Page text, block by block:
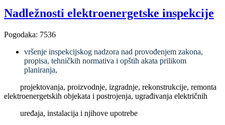
Nadležnosti elektroenergetske inspekcije
Pogodaka: 7536
vršenje inspekcijskog nadzora nad provođenjem zakona,
propisa, tehničkih normativa i opštih akata prilikom
planiranja,
projektovanja, proizvodnje, izgradnje, rekonstrukcije, remonta
elektroenergetskih objekata i postrojenja, ugrađivanja električnih
uređaja, instalacija i njihove upotrebe